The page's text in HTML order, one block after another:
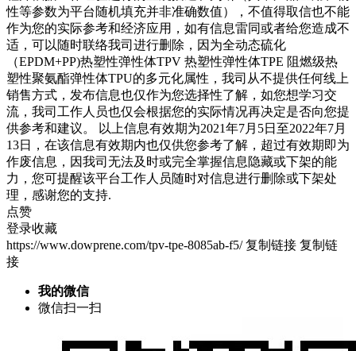
性等参数为平台随机填充并非准确数值），不值得取信也不能
作为您的实际参考和经济应用，如有信息雷同或者给您造成不
适，可以随时联络我司进行删除，因为全动态硫化
（EPDM+PP)热塑性弹性体TPV 热塑性弹性体TPE 阻燃级热
塑性聚氨酯弹性体TPU的多元化属性，我司从不提供任何线上
销售方式，发布信息也仅作为您选择性了解，如您想学习交
流，我司工作人员也仅会根据您的实际情况再决定是否向您提
供参考和建议。 以上信息有效期为2021年7月5日至2022年7月
13日，在该信息有效期内也仅供您参考了解，超过有效期即为
作废信息，因我司无法及时或完全掌握信息隐藏或下架的能
力，您可提醒该平台工作人员随时对信息进行删除或下架处
理，感谢您的支持.
点赞
登录收藏
https://www.dowprene.com/tpv-tpe-8085ab-f5/ 复制链接 复制链
接
我的微信
微信扫一扫